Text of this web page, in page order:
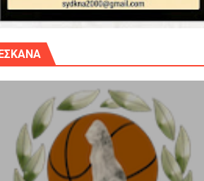
Δημητρίου την Κυριακή 14.6.26
Προφήτη Ηλία 78-74 στα Καμίνια